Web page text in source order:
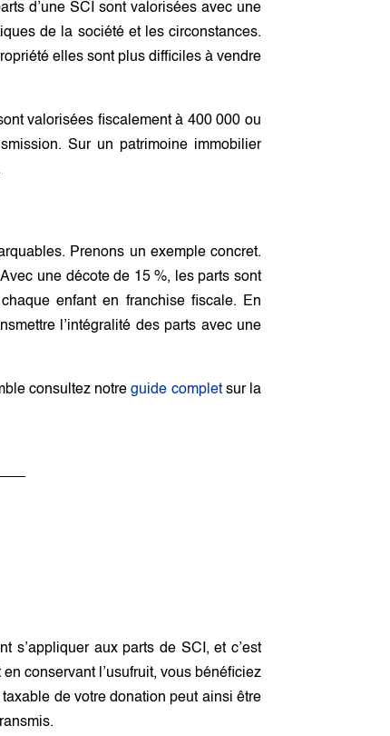
d’une SCI sont valorisées avec une
de la société et les circonstances.
elles sont plus difficiles à vendre
valorisées fiscalement à 400 000 ou
Sur un patrimoine immobilier
Prenons un exemple concret.
une décote de 15 %, les parts sont
enfant en franchise fiscale. En
l’intégralité des parts avec une
consultez notreguide completsur la
s’appliquer aux parts de SCI, et c’est
conservant l’usufruit, vous bénéficiez
de votre donation peut ainsi être